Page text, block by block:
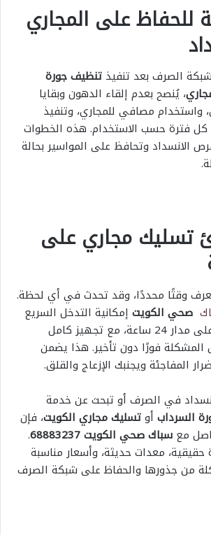
للحفاظ على المجاري
الصرف بعد تنفيذ تنظيف جورة
، يُنصح بعدم إلقاء الدهون وبقايا
واستخدام مصافي للمجاري، وتنفيذ
كل فترة حسب الاستخدام. هذه الخطوات
الانسداد وتحافظ على المواسير بحالة
تسليك مجاري على
وقتًا محددًا، وقد تحدث في أي لحظة.
صحي الكويت إمكانية التدخل السريع
في حالات الطوارئ على مدار 24 ساعة، مع تجهيز كامل
المشكلة فورًا دون تأخير. هذا يضمن
المفاجئة ويجنبك الإزعاج والقلق.
في الصرف أو تبحث عن خدمة
السرداب أوتسليك مجاري الكويت، فإن
مع سباك صحي الكويت 68883237
.
حقيقية، معدات حديثة، وأسعار مناسبة
من جذورها والحفاظ على شبكة الصرف